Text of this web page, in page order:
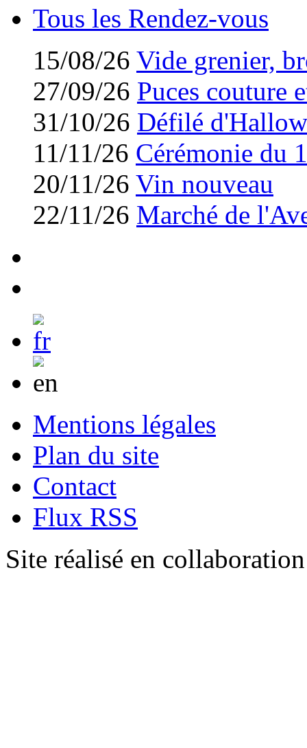
Tous les Rendez-vous
15/08/26 Vide grenier,
27/09/26 Puces couture
31/10/26 Défilé
11/11/26 Cérémonie du
20/11/26 Vin nouveau
22/11/26 Marché de
Mentions légales
Plan du site
Contact
Flux RSS
Site réalisé en